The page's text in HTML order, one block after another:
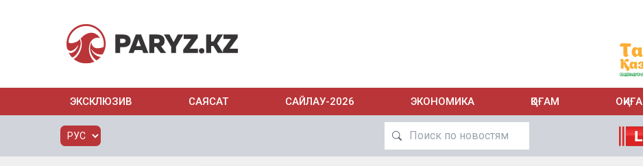
ЭКСКЛЮЗИВ САЯСАТ САЙЛАУ-2026 ЭКОНОМИКА ҚОҒАМ ОҚИҒА